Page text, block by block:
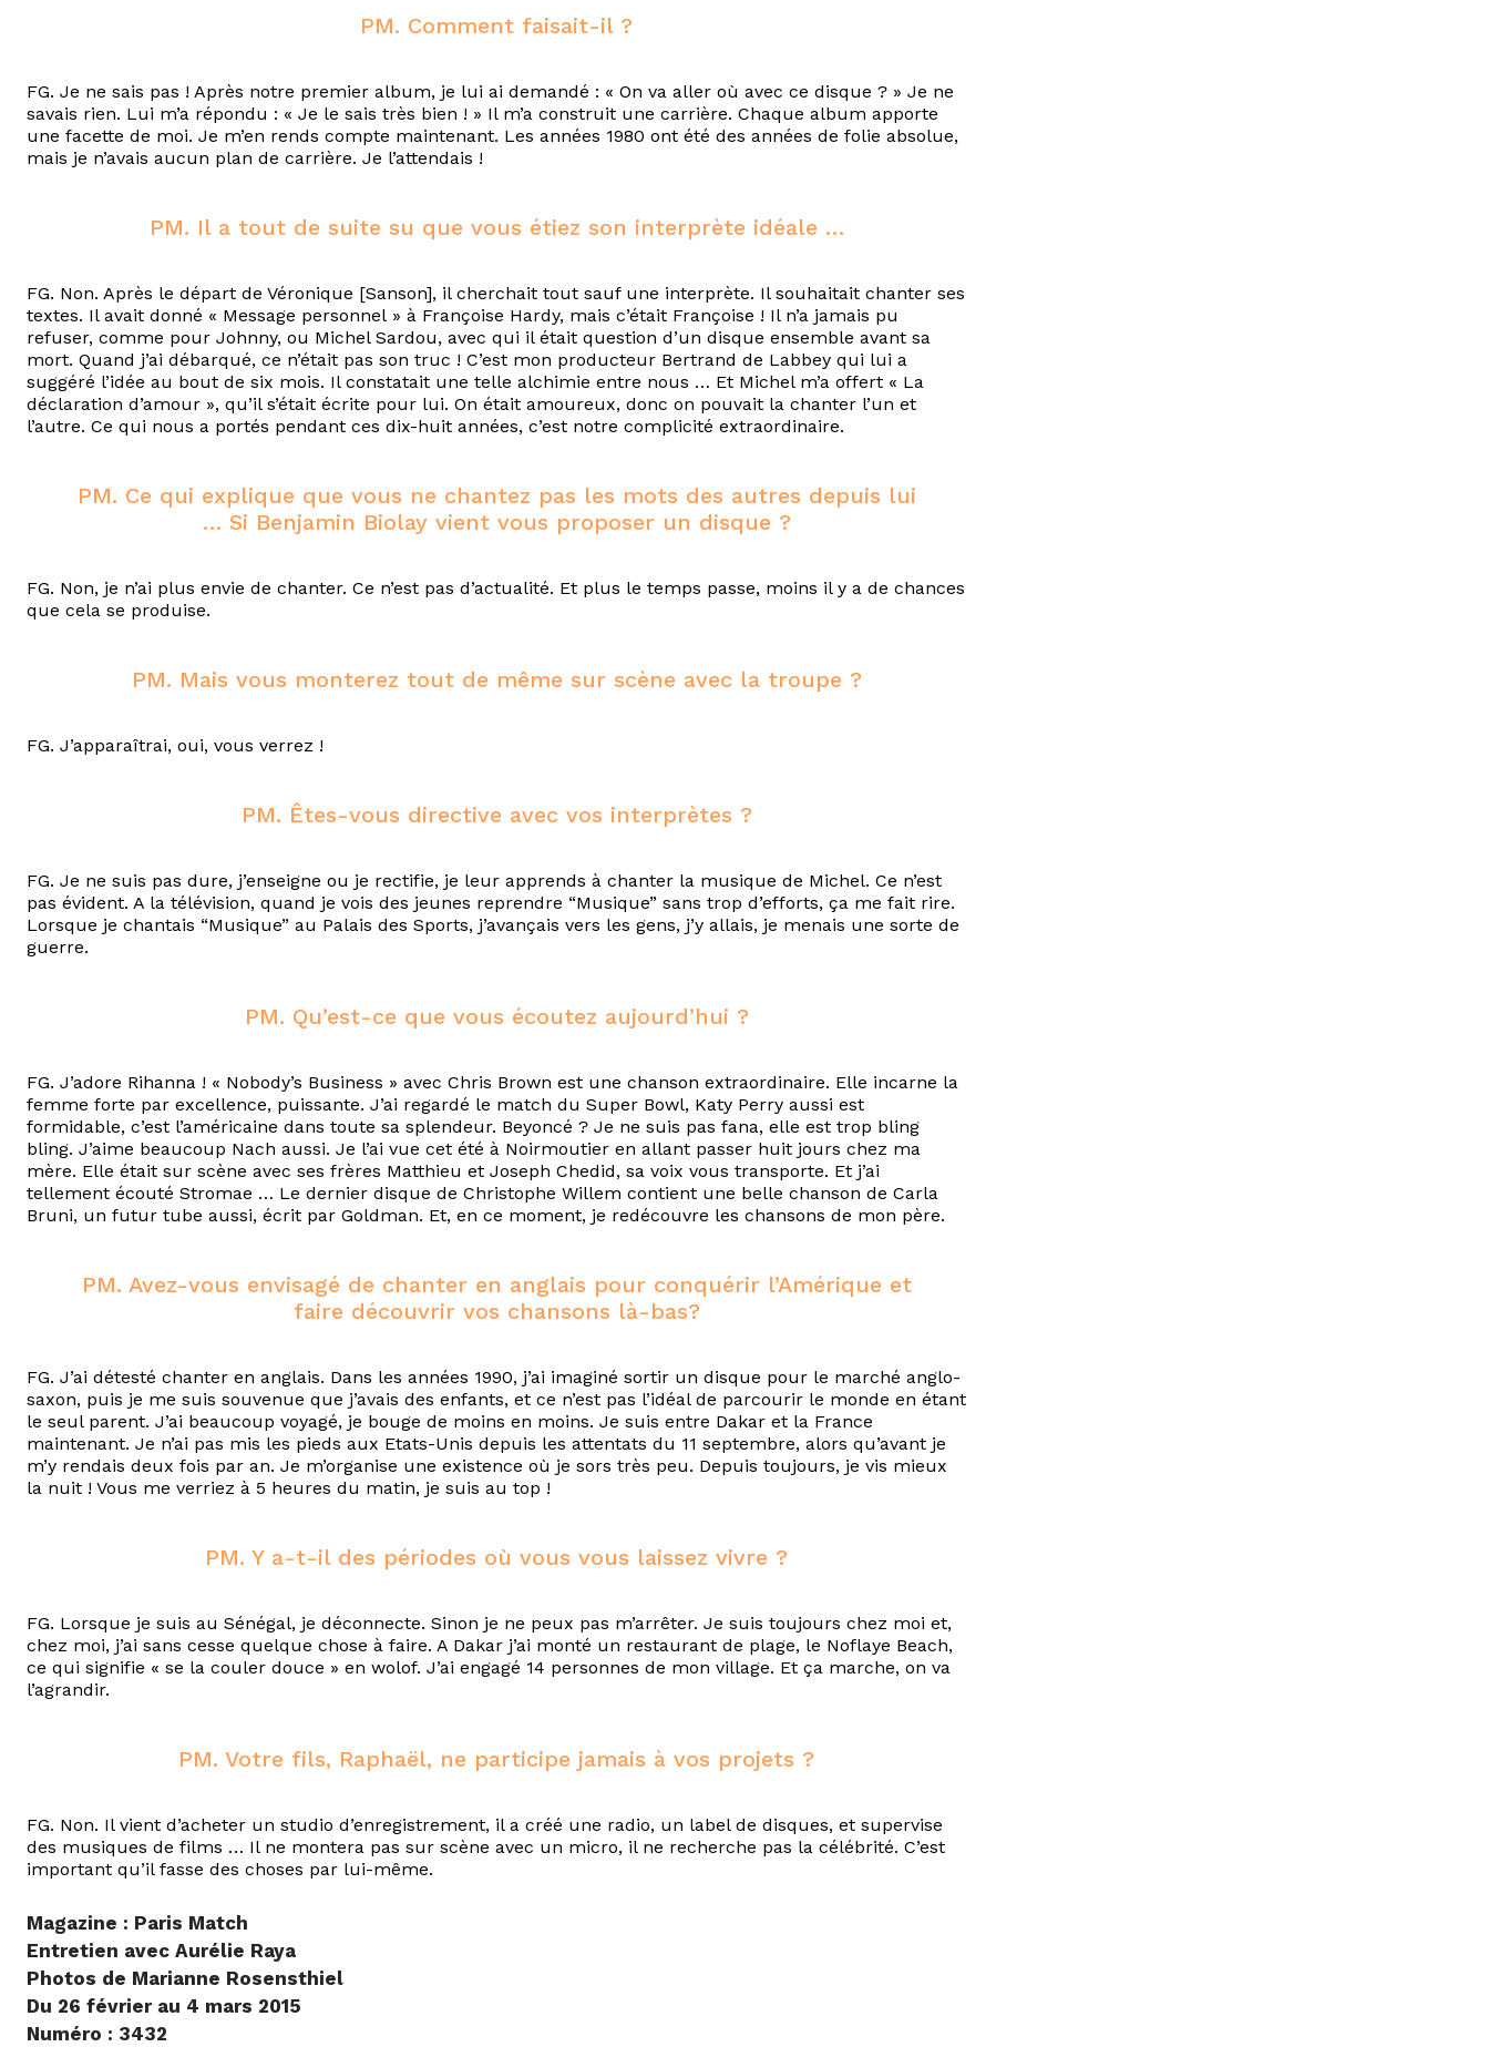
PM. Comment faisait-il ?
FG. Je ne sais pas ! Après notre premier album, je lui ai demandé : « On va aller où avec ce disque ? » Je ne
savais rien. Lui m’a répondu : « Je le sais très bien ! » Il m’a construit une carrière. Chaque album apporte
une facette de moi. Je m’en rends compte maintenant. Les années 1980 ont été des années de folie absolue,
mais je n’avais aucun plan de carrière. Je l’attendais !
PM. Il a tout de suite su que vous étiez son interprète idéale …
FG. Non. Après le départ de Véronique [Sanson], il cherchait tout sauf une interprète. Il souhaitait chanter ses
textes. Il avait donné « Message personnel » à Françoise Hardy, mais c’était Françoise ! Il n’a jamais pu
refuser, comme pour Johnny, ou Michel Sardou, avec qui il était question d’un disque ensemble avant sa
mort. Quand j’ai débarqué, ce n’était pas son truc ! C’est mon producteur Bertrand de Labbey qui lui a
suggéré l’idée au bout de six mois. Il constatait une telle alchimie entre nous … Et Michel m’a offert « La
déclaration d’amour », qu’il s’était écrite pour lui. On était amoureux, donc on pouvait la chanter l’un et
l’autre. Ce qui nous a portés pendant ces dix-huit années, c’est notre complicité extraordinaire.
PM. Ce qui explique que vous ne chantez pas les mots des autres depuis lui
… Si Benjamin Biolay vient vous proposer un disque ?
FG. Non, je n’ai plus envie de chanter. Ce n’est pas d’actualité. Et plus le temps passe, moins il y a de chances
que cela se produise.
PM. Mais vous monterez tout de même sur scène avec la troupe ?
FG. J’apparaîtrai, oui, vous verrez !
PM. Êtes-vous directive avec vos interprètes ?
FG. Je ne suis pas dure, j’enseigne ou je rectifie, je leur apprends à chanter la musique de Michel. Ce n’est
pas évident. A la télévision, quand je vois des jeunes reprendre “Musique” sans trop d’efforts, ça me fait rire.
Lorsque je chantais “Musique” au Palais des Sports, j’avançais vers les gens, j’y allais, je menais une sorte de
guerre.
PM. Qu’est-ce que vous écoutez aujourd’hui ?
FG. J’adore Rihanna ! « Nobody’s Business » avec Chris Brown est une chanson extraordinaire. Elle incarne la
femme forte par excellence, puissante. J’ai regardé le match du Super Bowl, Katy Perry aussi est
formidable, c’est l’américaine dans toute sa splendeur. Beyoncé ? Je ne suis pas fana, elle est trop bling
bling. J’aime beaucoup Nach aussi. Je l’ai vue cet été à Noirmoutier en allant passer huit jours chez ma
mère. Elle était sur scène avec ses frères Matthieu et Joseph Chedid, sa voix vous transporte. Et j’ai
tellement écouté Stromae … Le dernier disque de Christophe Willem contient une belle chanson de Carla
Bruni, un futur tube aussi, écrit par Goldman. Et, en ce moment, je redécouvre les chansons de mon père.
PM. Avez-vous envisagé de chanter en anglais pour conquérir l’Amérique et
faire découvrir vos chansons là-bas?
FG. J’ai détesté chanter en anglais. Dans les années 1990, j’ai imaginé sortir un disque pour le marché anglo-
saxon, puis je me suis souvenue que j’avais des enfants, et ce n’est pas l’idéal de parcourir le monde en étant
le seul parent. J’ai beaucoup voyagé, je bouge de moins en moins. Je suis entre Dakar et la France
maintenant. Je n’ai pas mis les pieds aux Etats-Unis depuis les attentats du 11 septembre, alors qu’avant je
m’y rendais deux fois par an. Je m’organise une existence où je sors très peu. Depuis toujours, je vis mieux
la nuit ! Vous me verriez à 5 heures du matin, je suis au top !
PM. Y a-t-il des périodes où vous vous laissez vivre ?
FG. Lorsque je suis au Sénégal, je déconnecte. Sinon je ne peux pas m’arrêter. Je suis toujours chez moi et,
chez moi, j’ai sans cesse quelque chose à faire. A Dakar j’ai monté un restaurant de plage, le Noflaye Beach,
ce qui signifie « se la couler douce » en wolof. J’ai engagé 14 personnes de mon village. Et ça marche, on va
l’agrandir.
PM. Votre fils, Raphaël, ne participe jamais à vos projets ?
FG. Non. Il vient d’acheter un studio d’enregistrement, il a créé une radio, un label de disques, et supervise
des musiques de films … Il ne montera pas sur scène avec un micro, il ne recherche pas la célébrité. C’est
important qu’il fasse des choses par lui-même.
Magazine : Paris Match
Entretien avec Aurélie Raya
Photos de Marianne Rosensthiel
Du 26 février au 4 mars 2015
Numéro : 3432